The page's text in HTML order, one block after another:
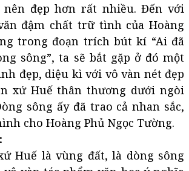
nên đẹp hơn rất nhiều. Đến với
đậm chất trữ tình của Hoàng
trong đoạn trích bút kí “Ai đã
sông”, ta sẽ bắt gặp ở đó một
đẹp, diệu kì với vô vàn nét đẹp
xứ Huế thân thương dưới ngòi
sông ấy đã trao cả nhan sắc,
cho Hoàng Phủ Ngọc Tường.
Huế là vùng đất, là dòng sông